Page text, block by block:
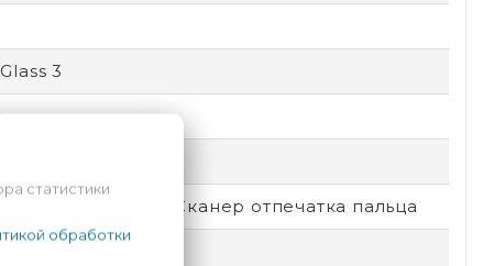
3
по лицу, Сканер отпечатка пальца
статистики
обработки